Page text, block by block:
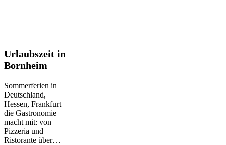
Urlaubszeit
in
Bornheim
Urlaubszeit in
Bornheim
Sommerferien in
Deutschland,
Hessen, Frankfurt –
die Gastronomie
macht mit: von
Pizzeria und
Ristorante über…